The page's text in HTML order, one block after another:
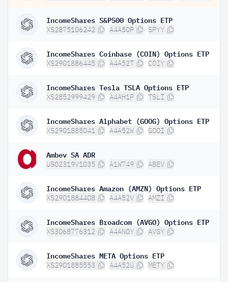
IncomeShares S&P500 Options ETP
XS2875106242 A4A50P SPYY
IncomeShares Coinbase (COIN) Options ETP
XS2901886445 A4A52T COIY
IncomeShares Tesla TSLA Options ETP
XS2852999429 A4AH1P TSLI
IncomeShares Alphabet (GOOG) Options ETP
XS2901885041 A4A52W GOOI
Ambev SA ADR
US02319V1035 A1W749 ABEV
IncomeShares Amazon (AMZN) Options ETP
XS2901884408 A4A52V AMZI
IncomeShares Broadcom (AVGO) Options ETP
XS3068776312 A4AN0Y AVGY
IncomeShares META Options ETP
XS2901885553 A4A52U METY